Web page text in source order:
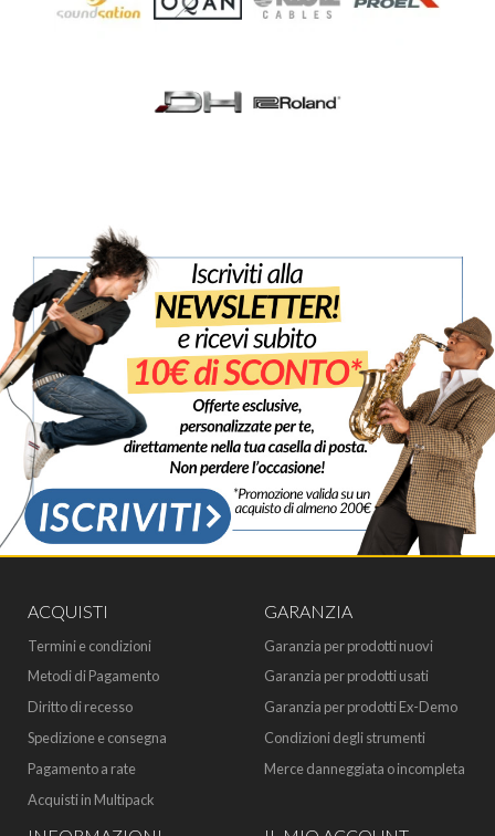
ACQUISTI
Termini e condizioni
Metodi di Pagamento
Diritto di recesso
Spedizione e consegna
Pagamento a rate
Acquisti in Multipack
GARANZIA
Garanzia per prodotti nuovi
Garanzia per prodotti usati
Garanzia per prodotti Ex-Demo
Condizioni degli strumenti
Merce danneggiata o incompleta